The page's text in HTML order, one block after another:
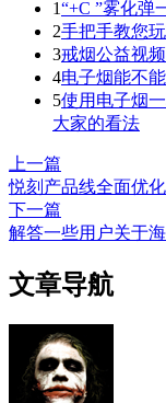
1“+C ”雾化弹
2手把手教您
3戒烟公益视
4电子烟能不
5使用电子烟
大家的看法
上一篇
悦刻产品线全面优
下一篇
解答一些用户关于
文章导航